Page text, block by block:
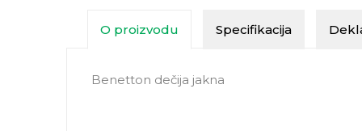
O proizvodu Specifikacija
Benetton dečija jakna